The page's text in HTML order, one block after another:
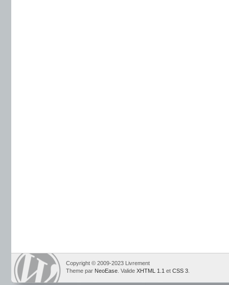
Copyright © 2009-2023 Livrement
Theme par NeoEase . Valide XHTML 1.1 et CSS 3